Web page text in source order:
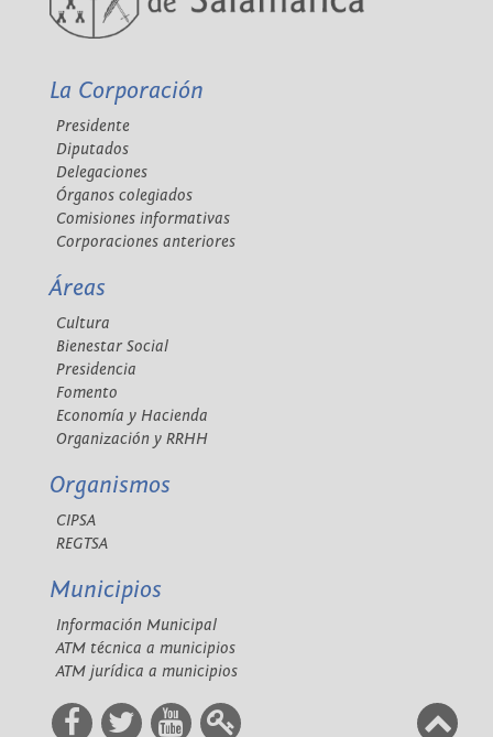
La Corporación
Presidente
Diputados
Delegaciones
Órganos colegiados
Comisiones informativas
Corporaciones anteriores
Áreas
Cultura
Bienestar Social
Presidencia
Fomento
Economía y Hacienda
Organización y RRHH
Organismos
CIPSA
REGTSA
Municipios
Información Municipal
ATM técnica a municipios
ATM jurídica a municipios